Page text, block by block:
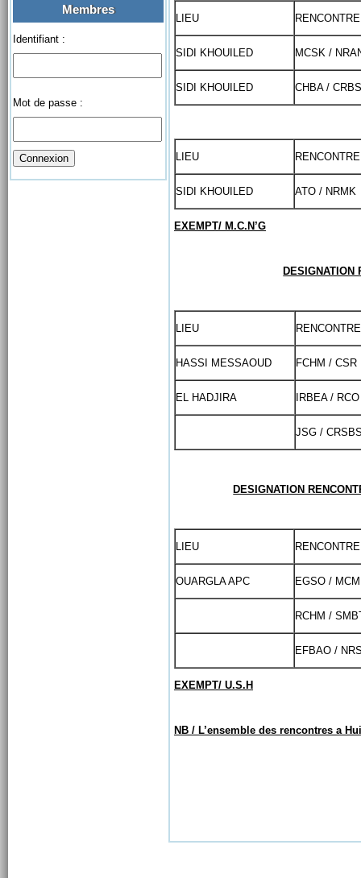
Membres
Identifiant :
Mot de passe :
LIEU RENCONTRE
SIDI KHOUILED MCSK /
SIDI KHOUILED CHBA / CRBS
LIEU RENCONTRE
SIDI KHOUILED ATO / NRMK
EXEMPT/ M.C.N’G
DESIGNATION
LIEU RENCONTRE
HASSI MESSAOUD FCHM / CSR
EL HADJIRA IRBEA / RCO
JSG /
DESIGNATION
LIEU RENCONTRE
OUARGLA APC EGSO / MCM
RCHM /
EFBAO /
EXEMPT/ U.S.H
NB / L’ensemble des rencontres a